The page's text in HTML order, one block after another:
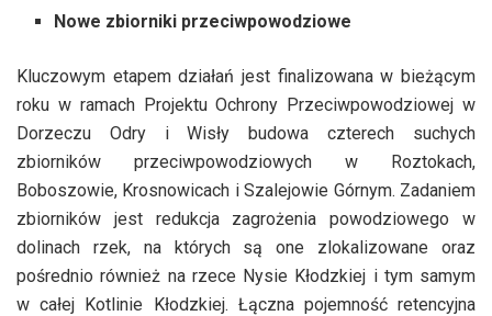
Nowe zbiorniki przeciwpowodziowe
Kluczowym etapem działań jest finalizowana w bieżącym
roku w ramach Projektu Ochrony Przeciwpowodziowej w
Dorzeczu Odry i Wisły
budowa czterech suchych
zbiorników przeciwpowodziowych w Roztokach,
Boboszowie, Krosnowicach i Szalejowie Górnym. Zadaniem
zbiorników jest redukcja zagrożenia powodziowego w
dolinach rzek, na których są one zlokalizowane oraz
pośrednio również na rzece Nysie Kłodzkiej i tym samym
w całej Kotlinie Kłodzkiej. Łączna pojemność retencyjna